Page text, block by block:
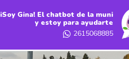
iSoy Gina! El chatbot de la muni
y estoy para ayudarte
2615068885